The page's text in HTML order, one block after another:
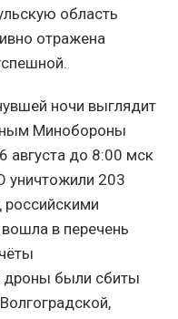
область
отражена
ночи выглядит
Минобороны
августа до 8:00 мск
уничтожили 203
российскими
в перечень
дроны были сбиты